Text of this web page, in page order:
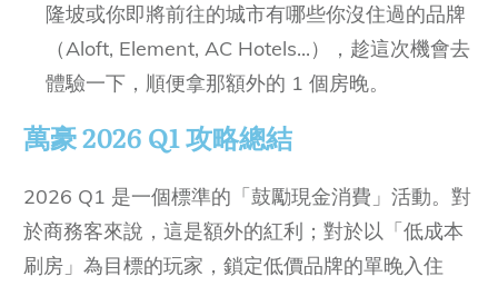
隆坡或你即將前往的城市有哪些你沒住過的品牌
（Aloft, Element, AC Hotels...），趁這次機會去
體驗一下，順便拿那額外的 1 個房晚。
萬豪2026 Q1攻略總結
2026 Q1 是一個標準的「鼓勵現金消費」活動。對
於商務客來說，這是額外的紅利；對於以「低成本
刷房」為目標的玩家，鎖定低價品牌的單晚入住